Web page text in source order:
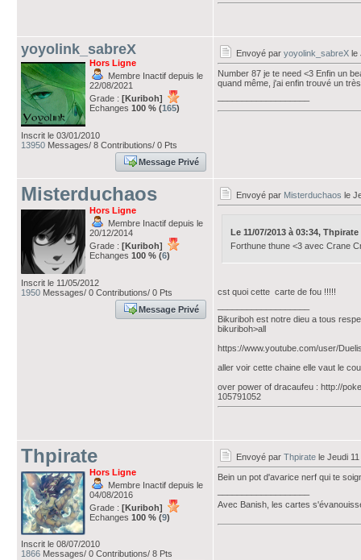
yoyolink_sabreX
Hors Ligne
Membre Inactif depuis le
22/08/2021
Grade : [Kuriboh]
Echanges 100 % (165)
Inscrit le 03/01/2010
13950 Messages/ 8 Contributions/ 0 Pts
Message Privé
Envoyé par yoyolink_sabreX le
Number 87 je te need <3 Enfin un
quand même, j'ai enfin trouvé un
Misterduchaos
Hors Ligne
Membre Inactif depuis le
20/12/2014
Grade : [Kuriboh]
Echanges 100 % (6)
Inscrit le 11/05/2012
1950 Messages/ 0 Contributions/ 0 Pts
Message Privé
Envoyé par Misterduchaos le
Le 11/07/2013 à 03:34,
Forthune thune <3 avec Crane
cst quoi cette carte de fou !!!!!
Bikuriboh est notre dieu a tous
bikuriboh>all
https://www.youtube.com/user/
aller voir cette chaine elle vaut le
over power of dracaufeu : http://
105791052
Thpirate
Hors Ligne
Membre Inactif depuis le
04/08/2016
Grade : [Kuriboh]
Echanges 100 % (9)
Inscrit le 08/07/2010
1866 Messages/ 0 Contributions/ 8 Pts
Envoyé par Thpirate le Jeudi
Bein un pot d'avarice nerf qui te
Avec Banish, les cartes